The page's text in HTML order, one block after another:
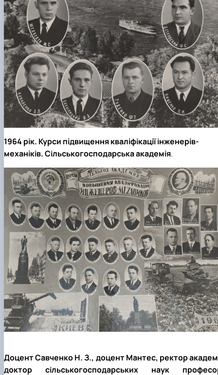
1964 рік. Курси підвищення кваліфікації інженерів-
механіків. Сільськогосподарська академія.
Доцент Савченко Н. З., доцент Мантес, ректор
доктор сільськогосподарських наук